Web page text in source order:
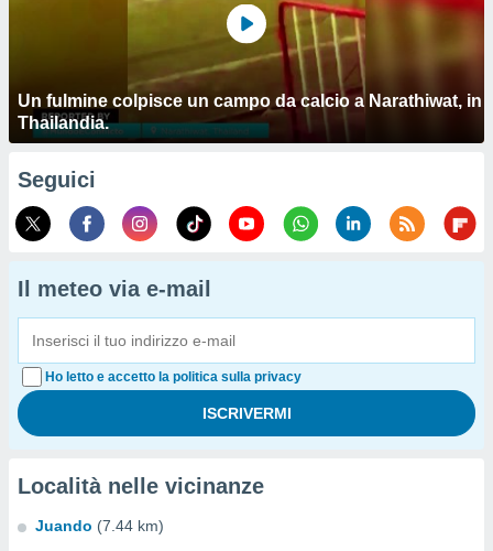
Un fulmine colpisce un campo da calcio a Narathiwat, in
Thailandia.
Seguici
Il meteo via e-mail
Ho letto e accetto la politica sulla privacy
Località nelle vicinanze
Juando (7.44 km)